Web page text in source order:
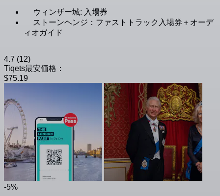
ウィンザー城: 入場券
ストーンヘンジ：ファストトラック入場券＋オーデ
ィオガイド
4.7 (12)
Tiqets最安価格：
$75.19
-5%